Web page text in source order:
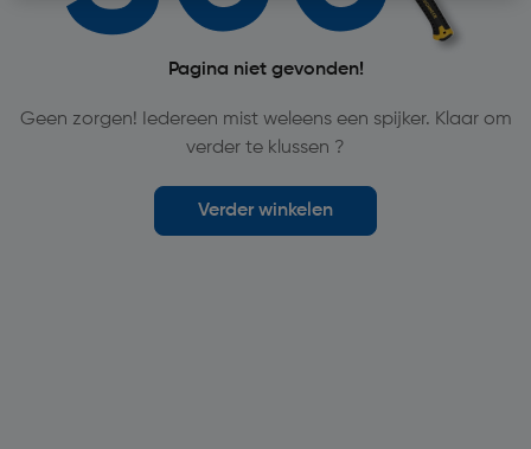
Pagina niet gevonden!
Geen zorgen! Iedereen mist weleens een spijker. Klaar om
verder te klussen ?
Verder winkelen